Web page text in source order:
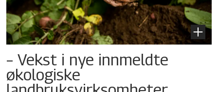
– Vekst i nye innmeldte
økologiske